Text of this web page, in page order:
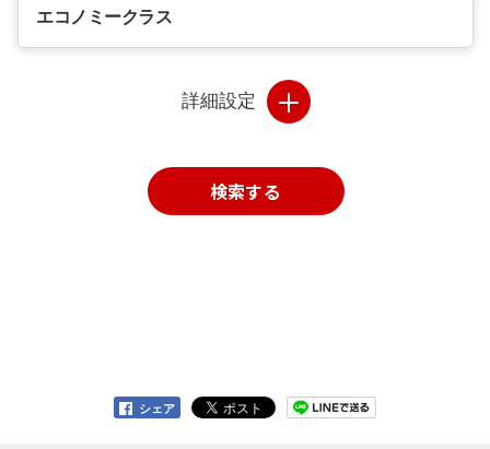
エコノミークラス
詳細設定
検索する
シェア